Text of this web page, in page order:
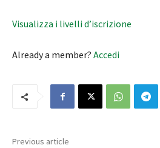
Visualizza i livelli d’iscrizione
Already a member? Accedi
Previous article